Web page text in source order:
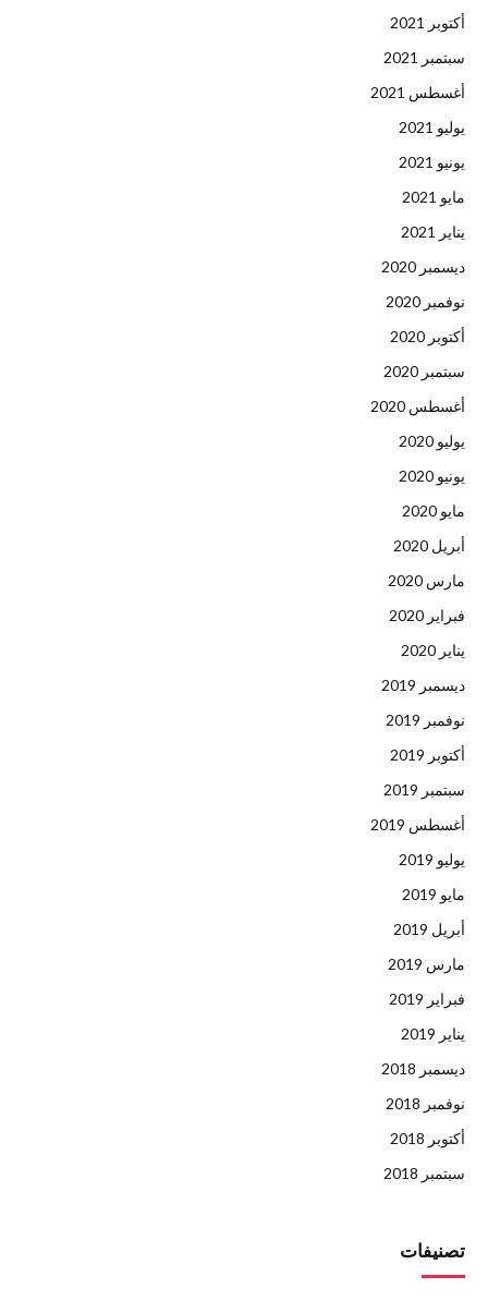
أكتوبر 2021
سبتمبر 2021
أغسطس 2021
يوليو 2021
يونيو 2021
مايو 2021
يناير 2021
ديسمبر 2020
نوفمبر 2020
أكتوبر 2020
سبتمبر 2020
أغسطس 2020
يوليو 2020
يونيو 2020
مايو 2020
أبريل 2020
مارس 2020
فبراير 2020
يناير 2020
ديسمبر 2019
نوفمبر 2019
أكتوبر 2019
سبتمبر 2019
أغسطس 2019
يوليو 2019
مايو 2019
أبريل 2019
مارس 2019
فبراير 2019
يناير 2019
ديسمبر 2018
نوفمبر 2018
أكتوبر 2018
سبتمبر 2018
تصنيفات